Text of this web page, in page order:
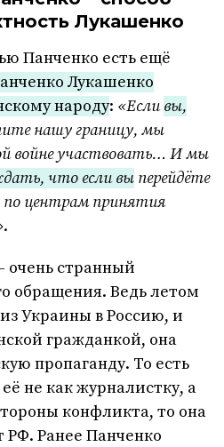
Лукашенко
Панченко есть ещё
Лукашенко
народу: «Если вы,
нашу границу, мы
войне участвовать… И мы
, что если вы перейдёте
центрам принятия
.
очень странный
обращения. Ведь летом
из Украины в Россию, и
гражданкой, она
пропаганду. То есть
не как журналистку, а
конфликта, то она
РФ. Ранее Панченко